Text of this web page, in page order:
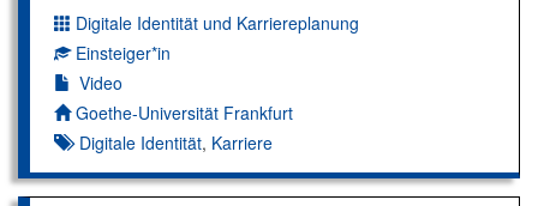
Dimension:
Digitale Identität und Karriereplanung
Kompetenzniveau:
Einsteiger*in
Video
Autor*in:
Goethe-Universität Frankfurt
Digitale Identität, Karriere